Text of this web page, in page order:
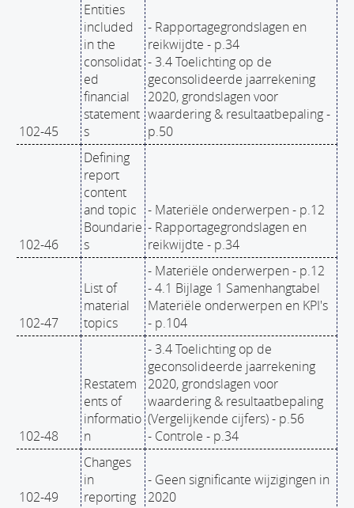
102-45
Entities
included
in the
consolidat
ed
financial
statement
s
- Rapportagegrondslagen en
reikwijdte - p.34
- 3.4 Toelichting op de
geconsolideerde jaarrekening
2020, grondslagen voor
waardering & resultaatbepaling -
p.50
102-46
Defining
report
content
and topic
Boundarie
s
- Materiële onderwerpen - p.12
- Rapportagegrondslagen en
reikwijdte - p.34
102-47
List of
material
topics
- Materiële onderwerpen - p.12
- 4.1 Bijlage 1 Samenhangtabel
Materiële onderwerpen en KPI's
- p.104
102-48
Restatem
ents of
informatio
n
- 3.4 Toelichting op de
geconsolideerde jaarrekening
2020, grondslagen voor
waardering & resultaatbepaling
(Vergelijkende cijfers) - p.56
- Controle - p.34
102-49
Changes
in
reporting
- Geen significante wijzigingen in
2020